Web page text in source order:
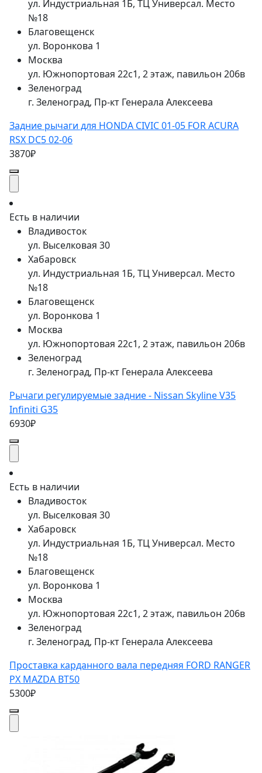
ул. Индустриальная 1Б, ТЦ Универсал. Место
№18
Благовещенск
ул. Воронкова 1
Москва
ул. Южнопортовая 22с1, 2 этаж, павильон 206в
Зеленоград
г. Зеленоград, Пр-кт Генерала Алексеева
Задние рычаги для HONDA CIVIC 01-05 FOR ACURA
RSX DC5 02-06
3870₽
Есть в наличии
Владивосток
ул. Выселковая 30
Хабаровск
ул. Индустриальная 1Б, ТЦ Универсал. Место
№18
Благовещенск
ул. Воронкова 1
Москва
ул. Южнопортовая 22с1, 2 этаж, павильон 206в
Зеленоград
г. Зеленоград, Пр-кт Генерала Алексеева
Рычаги регулируемые задние - Nissan Skyline V35
Infiniti G35
6930₽
Есть в наличии
Владивосток
ул. Выселковая 30
Хабаровск
ул. Индустриальная 1Б, ТЦ Универсал. Место
№18
Благовещенск
ул. Воронкова 1
Москва
ул. Южнопортовая 22с1, 2 этаж, павильон 206в
Зеленоград
г. Зеленоград, Пр-кт Генерала Алексеева
Проставка карданного вала передняя FORD RANGER
PX MAZDA BT50
5300₽